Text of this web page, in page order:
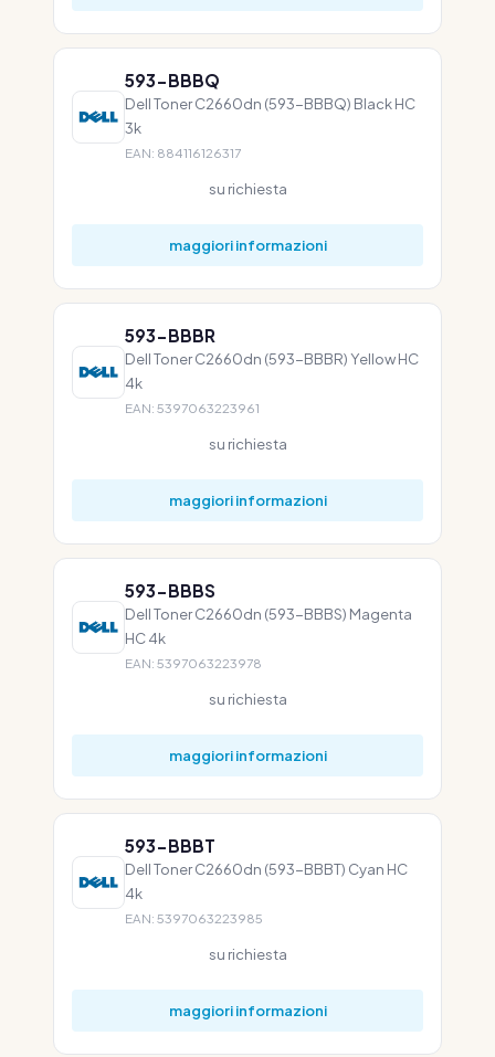
593-BBBQ
Dell Toner C2660dn (593-BBBQ) Black HC
3k
EAN: 884116126317
su richiesta
maggiori informazioni
593-BBBR
Dell Toner C2660dn (593-BBBR) Yellow HC
4k
EAN: 5397063223961
su richiesta
maggiori informazioni
593-BBBS
Dell Toner C2660dn (593-BBBS) Magenta
HC 4k
EAN: 5397063223978
su richiesta
maggiori informazioni
593-BBBT
Dell Toner C2660dn (593-BBBT) Cyan HC
4k
EAN: 5397063223985
su richiesta
maggiori informazioni